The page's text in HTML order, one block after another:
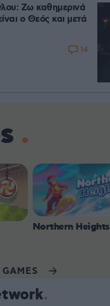
Ζω καθημερινά
ο Θεός και μετά
14
Northern Heights